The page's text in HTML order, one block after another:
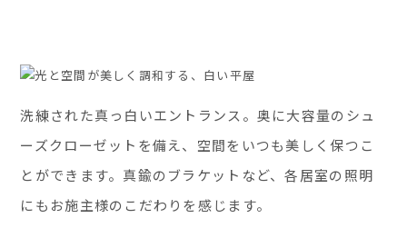
洗練された真っ白いエントランス。奥に大容量のシュ
ーズクローゼットを備え、空間をいつも美しく保つこ
とができます。真鍮のブラケットなど、各居室の照明
にもお施主様のこだわりを感じます。